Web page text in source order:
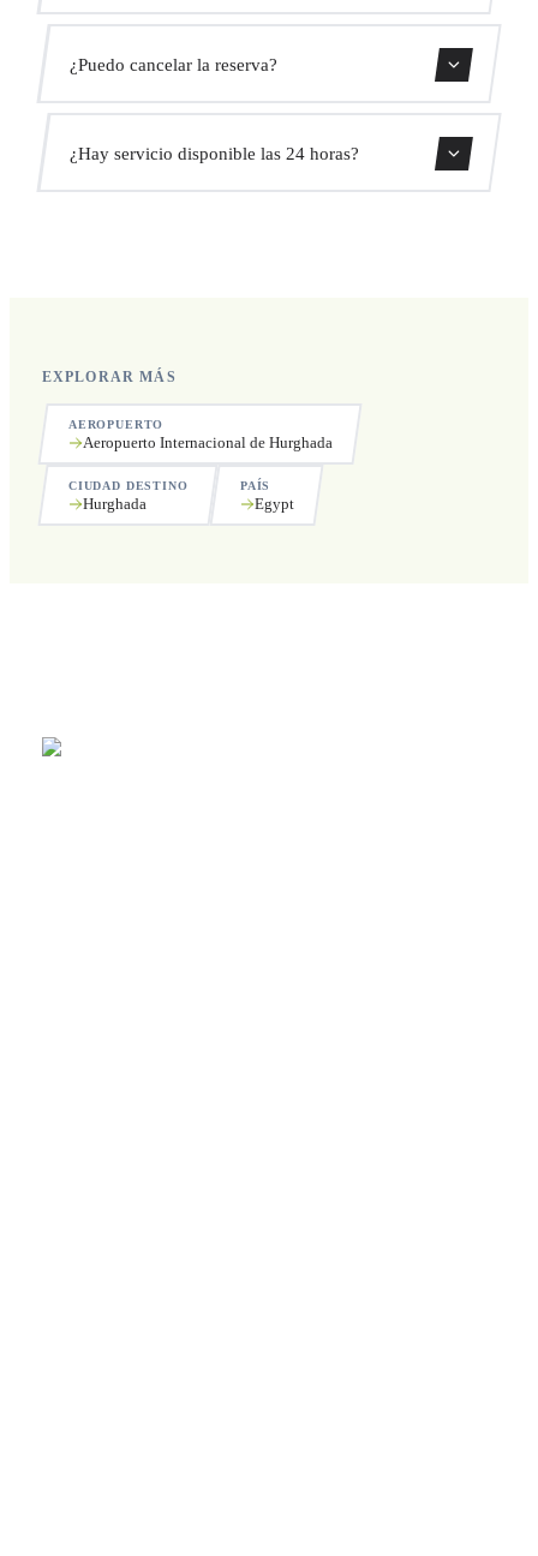
conductor ajustará automáticamente la hora de recogida
sin coste adicional.
¿Puedo cancelar la reserva?
recogida.
¿Hay servicio disponible las 24 horas?
EXPLORAR MÁS
AEROPUERTO
Aeropuerto Internacional de Hurghada
CIUDAD DESTINO
Hurghada
PAÍS
Egypt